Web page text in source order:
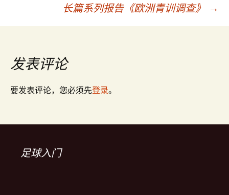
文
章
导
长篇系列报告《欧洲青训调查》
→
发表评论
要发表评论，您必须先登录。
足球入门